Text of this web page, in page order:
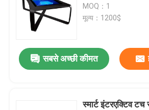
MOQ：1
मूल्य：1200$
सबसे अच्छी कीमत
स्मार्ट इंटरएक्टिव